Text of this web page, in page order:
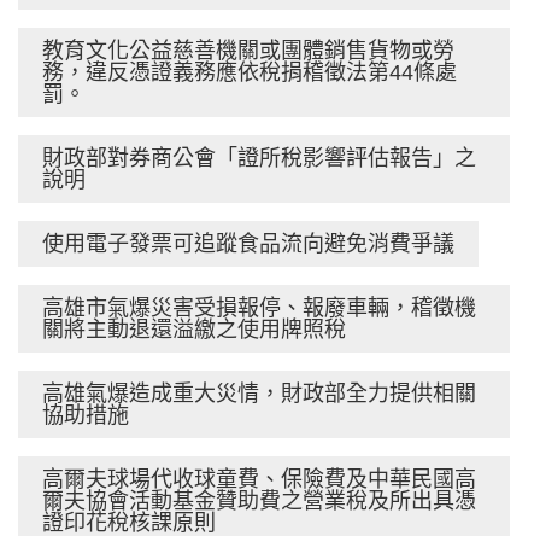
教育文化公益慈善機關或團體銷售貨物或勞
務，違反憑證義務應依稅捐稽徵法第44條處
罰。
財政部對券商公會「證所稅影響評估報告」之
說明
使用電子發票可追蹤食品流向避免消費爭議
高雄市氣爆災害受損報停、報廢車輛，稽徵機
關將主動退還溢繳之使用牌照稅
高雄氣爆造成重大災情，財政部全力提供相關
協助措施
高爾夫球場代收球童費、保險費及中華民國高
爾夫協會活動基金贊助費之營業稅及所出具憑
證印花稅核課原則